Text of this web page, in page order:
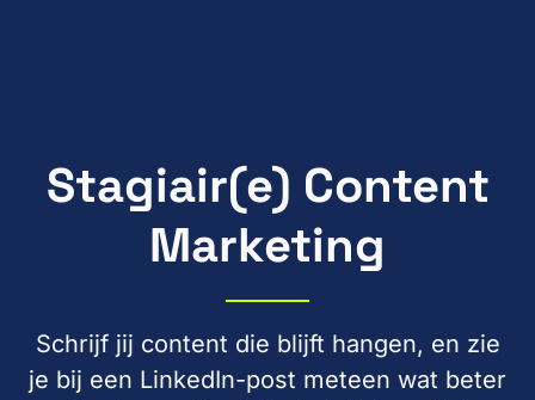
Stagiair(e) Content
Marketing
Schrijf jij content die blijft hangen, en zie
je bij een LinkedIn-post meteen wat beter